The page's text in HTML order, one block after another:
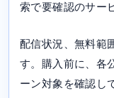
索で要確認のサー
配信状況、無料範
す。購入前に、各
ーン対象を確認し